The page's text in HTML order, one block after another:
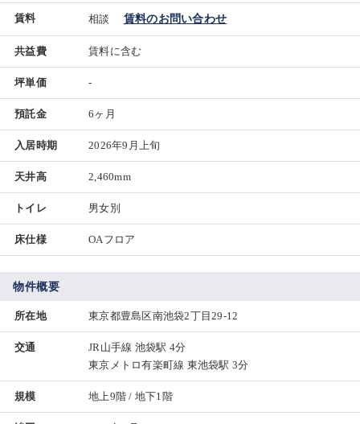
賃料 相談 賃料のお問い合わせ
共益費 賃料に含む
坪単価 -
預託金 6ヶ月
入居時期 2026年9月上旬
天井高 2,460mm
トイレ 男女別
床仕様 OAフロア
物件概要
所在地 東京都豊島区南池袋2丁目29-12
交通
JR山手線 池袋駅 4分
東京メトロ有楽町線 東池袋駅 3分
規模 地上9階 / 地下1階